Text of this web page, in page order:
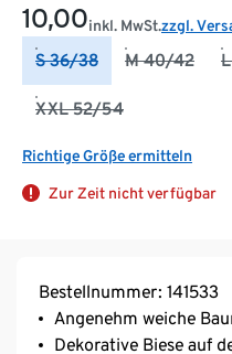
10,00inkl. MwSt.zzgl.
S 36/38 M 40/42
XXL 52/54
Richtige Größe ermitteln
Zur Zeit nicht verfügbar
Bestellnummer: 141533
Angenehm weiche
Dekorative Biese auf